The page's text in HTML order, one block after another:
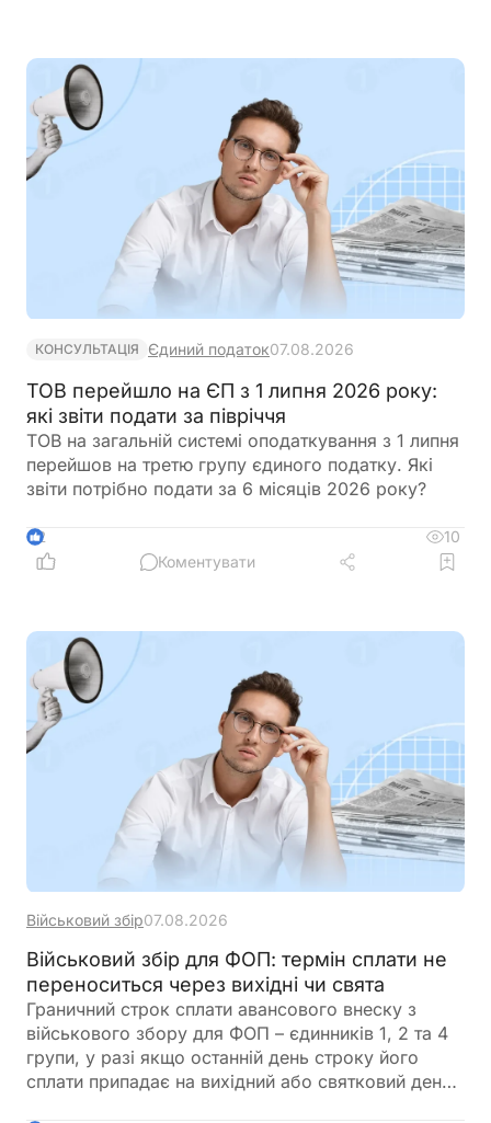
відцифрований образ обличчя. Якщо людини ще
немає у військовому реєстрі, система
автоматично сформує для неї цифровий профіль
на підставі отриманої інформації
КОНСУЛЬТАЦІЯ Єдиний податок07.08.2026
ТОВ перейшло на ЄП з 1 липня 2026 року:
які звіти подати за півріччя
ТОВ на загальній системі оподаткування з 1 липня
перейшов на третю групу єдиного податку. Які
звіти потрібно подати за 6 місяців 2026 року?
2
10
Коментувати
Військовий збір07.08.2026
Військовий збір для ФОП: термін сплати не
переноситься через вихідні чи свята
Граничний строк сплати авансового внеску з
військового збору для ФОП – єдинників 1, 2 та 4
групи, у разі якщо останній день строку його
сплати припадає на вихідний або святковий день,